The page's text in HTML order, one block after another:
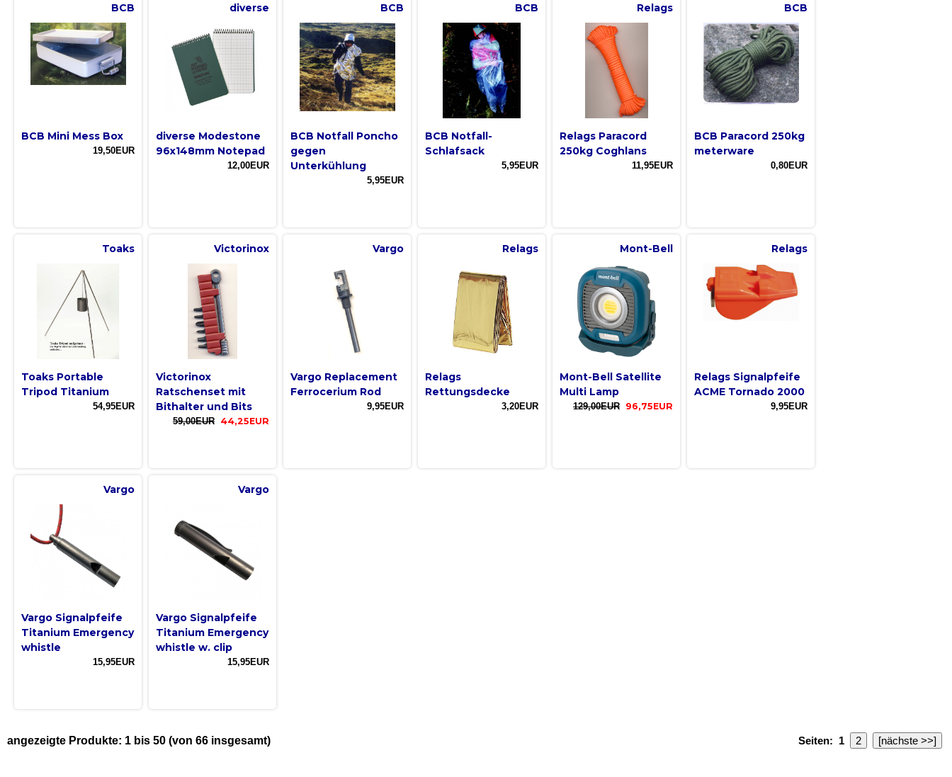
BCB
BCB Mini Mess Box
19,50EUR
diverse
diverse Modestone
96x148mm Notepad
12,00EUR
BCB
BCB Notfall Poncho
gegen
Unterkühlung
5,95EUR
BCB
BCB Notfall-
Schlafsack
5,95EUR
Relags
Relags Paracord
250kg Coghlans
11,95EUR
BCB
BCB Paracord 250kg
meterware
0,80EUR
Toaks
Toaks Portable
Tripod Titanium
54,95EUR
Victorinox
Victorinox
Ratschenset mit
Bithalter und Bits
59,00EUR 44,25EUR
Vargo
Vargo Replacement
Ferrocerium Rod
9,95EUR
Relags
Relags
Rettungsdecke
3,20EUR
Mont-Bell
Mont-Bell Satellite
Multi Lamp
129,00EUR 96,75EUR
Relags
Relags Signalpfeife
ACME Tornado 2000
9,95EUR
Vargo
Vargo Signalpfeife
Titanium Emergency
whistle
15,95EUR
Vargo
Vargo Signalpfeife
Titanium Emergency
whistle w. clip
15,95EUR
Seiten: 1 2 [nächste >>]
angezeigte Produkte: 1 bis 50 (von 66 insgesamt)